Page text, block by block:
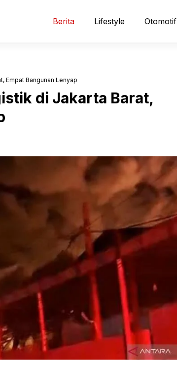
Berita Lifestyle Otomotif
Empat Bangunan Lenyap
di Jakarta Barat,